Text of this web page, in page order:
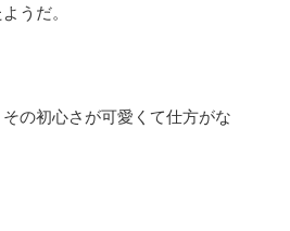
うだ。
の初心さが可愛くて仕方がな